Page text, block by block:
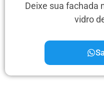
Deixe sua fachada
vidro